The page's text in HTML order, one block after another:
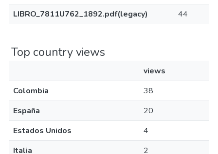
LIBRO_7811U762_1892.pdf(legacy)
44
Top country views
views
Colombia
38
España
20
Estados Unidos
4
Italia
2